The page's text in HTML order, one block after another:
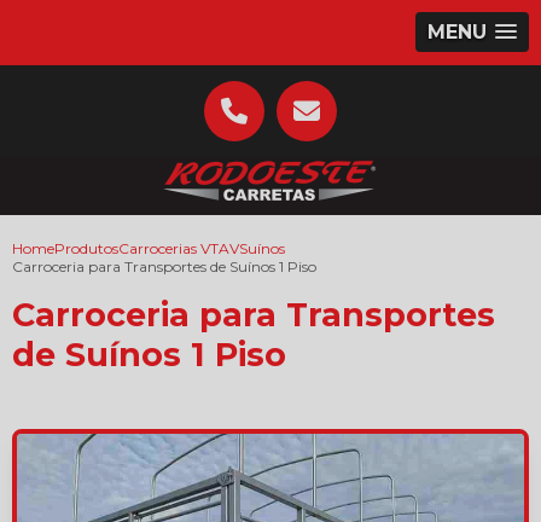
MENU
HomeProdutosCarrocerias VTAVSuínos
Carroceria para Transportes de Suínos 1 Piso
Carroceria para Transportes
de Suínos 1 Piso